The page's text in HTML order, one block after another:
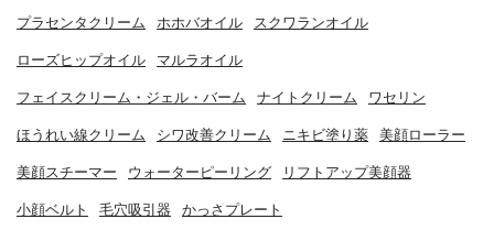
プラセンタクリーム ホホバオイル スクワランオイル
ローズヒップオイル マルラオイル
フェイスクリーム・ジェル・バーム ナイトクリーム ワセリン
ほうれい線クリーム シワ改善クリーム ニキビ塗り薬 美顔ローラー
美顔スチーマー ウォーターピーリング リフトアップ美顔器
小顔ベルト 毛穴吸引器 かっさプレート